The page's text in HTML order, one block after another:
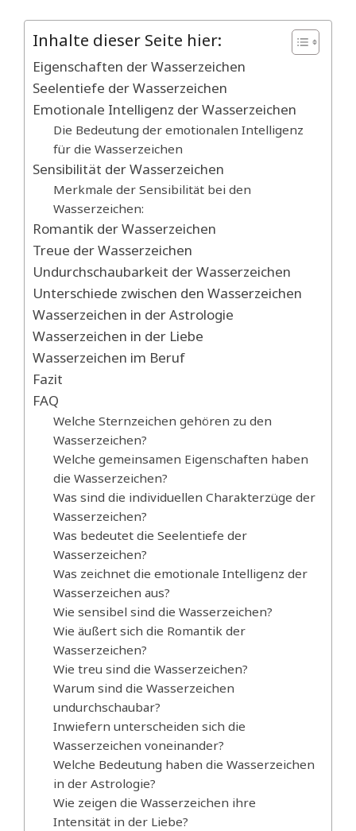
Inhalte dieser Seite hier:
Eigenschaften der Wasserzeichen
Seelentiefe der Wasserzeichen
Emotionale Intelligenz der Wasserzeichen
Die Bedeutung der emotionalen Intelligenz
für die Wasserzeichen
Sensibilität der Wasserzeichen
Merkmale der Sensibilität bei den
Wasserzeichen:
Romantik der Wasserzeichen
Treue der Wasserzeichen
Undurchschaubarkeit der Wasserzeichen
Unterschiede zwischen den Wasserzeichen
Wasserzeichen in der Astrologie
Wasserzeichen in der Liebe
Wasserzeichen im Beruf
Fazit
FAQ
Welche Sternzeichen gehören zu den
Wasserzeichen?
Welche gemeinsamen Eigenschaften haben
die Wasserzeichen?
Was sind die individuellen Charakterzüge der
Wasserzeichen?
Was bedeutet die Seelentiefe der
Wasserzeichen?
Was zeichnet die emotionale Intelligenz der
Wasserzeichen aus?
Wie sensibel sind die Wasserzeichen?
Wie äußert sich die Romantik der
Wasserzeichen?
Wie treu sind die Wasserzeichen?
Warum sind die Wasserzeichen
undurchschaubar?
Inwiefern unterscheiden sich die
Wasserzeichen voneinander?
Welche Bedeutung haben die Wasserzeichen
in der Astrologie?
Wie zeigen die Wasserzeichen ihre
Intensität in der Liebe?